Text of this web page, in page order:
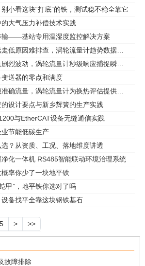
小看这块“打底”的铁，测试稳不稳全靠它
大气压力补偿技术实践
输——基站专用温湿度监控解决方案
送器的零点和满度
设计要点与新乡辉簧的生产实践
与EtherCAT设备无缝通信实践
节能低碳生产
？从资质、工况、落地维度讲透
化一体机 RS485智能联动环境治理系统
率你少了一块地平铁
甲”，地平铁你选对了吗
备找平全靠这块钢铁基石
5 > >>
故障排除